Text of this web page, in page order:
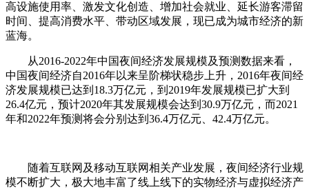
高设施使用率、激发文化创造、增加社会就业、延长游客滞留
时间、提高消费水平、带动区域发展，现已成为城市经济的新
蓝海。
从2016-2022年中国夜间经济发展规模及预测数据来看，
中国夜间经济自2016年以来呈阶梯状稳步上升，2016年夜间经
济发展规模已达到18.3万亿元，到2019年发展规模已扩大到
26.4亿元，预计2020年其发展规模会达到30.9万亿元，而2021
年和2022年预测将会分别达到36.4万亿元、42.4万亿元。
随着互联网及移动互联网相关产业发展，夜间经济行业规
模不断扩大，极大地丰富了线上线下的实物经济与虚拟经济产